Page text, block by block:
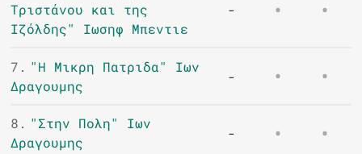
Τριστάνου και της
Ιζόλδης" Ιωσηφ Μπεντιε
-
7. "Η Μικρη Πατριδα" Ιων
Δραγουμης
-
8. "Στην Πολη" Ιων
Δραγουμης
-